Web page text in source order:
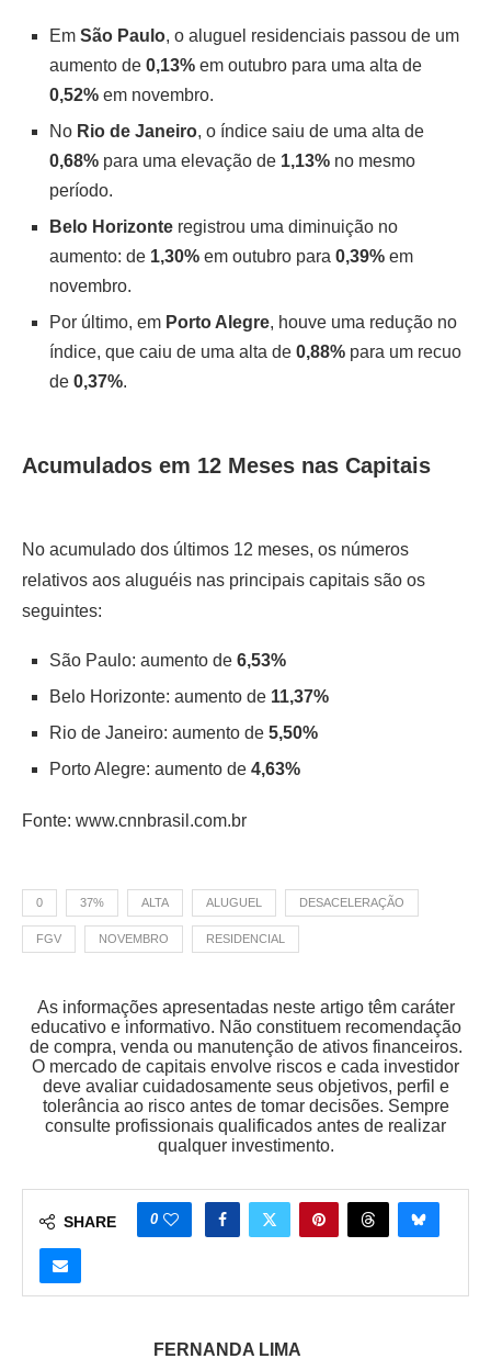
Em São Paulo, o aluguel residenciais passou de um
aumento de 0,13% em outubro para uma alta de
0,52% em novembro.
No Rio de Janeiro, o índice saiu de uma alta de
0,68% para uma elevação de 1,13% no mesmo
período.
Belo Horizonte registrou uma diminuição no
aumento: de 1,30% em outubro para 0,39% em
novembro.
Por último, em Porto Alegre, houve uma redução no
índice, que caiu de uma alta de 0,88% para um recuo
de 0,37%.
Acumulados em 12 Meses nas Capitais
No acumulado dos últimos 12 meses, os números
relativos aos aluguéis nas principais capitais são os
seguintes:
São Paulo: aumento de 6,53%
Belo Horizonte: aumento de 11,37%
Rio de Janeiro: aumento de 5,50%
Porto Alegre: aumento de 4,63%
Fonte: www.cnnbrasil.com.br
0 37% ALTA ALUGUEL DESACELERAÇÃO
FGV NOVEMBRO RESIDENCIAL
As informações apresentadas neste artigo têm caráter
educativo e informativo. Não constituem recomendação
de compra, venda ou manutenção de ativos financeiros.
O mercado de capitais envolve riscos e cada investidor
deve avaliar cuidadosamente seus objetivos, perfil e
tolerância ao risco antes de tomar decisões. Sempre
consulte profissionais qualificados antes de realizar
qualquer investimento.
SHARE 0
FERNANDA LIMA